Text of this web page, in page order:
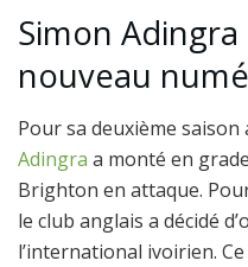
Simon
nouveau
Pour sa deuxième saison
Adingra a monté en
Brighton en attaque.
le club anglais a décidé
l’international ivoirien.